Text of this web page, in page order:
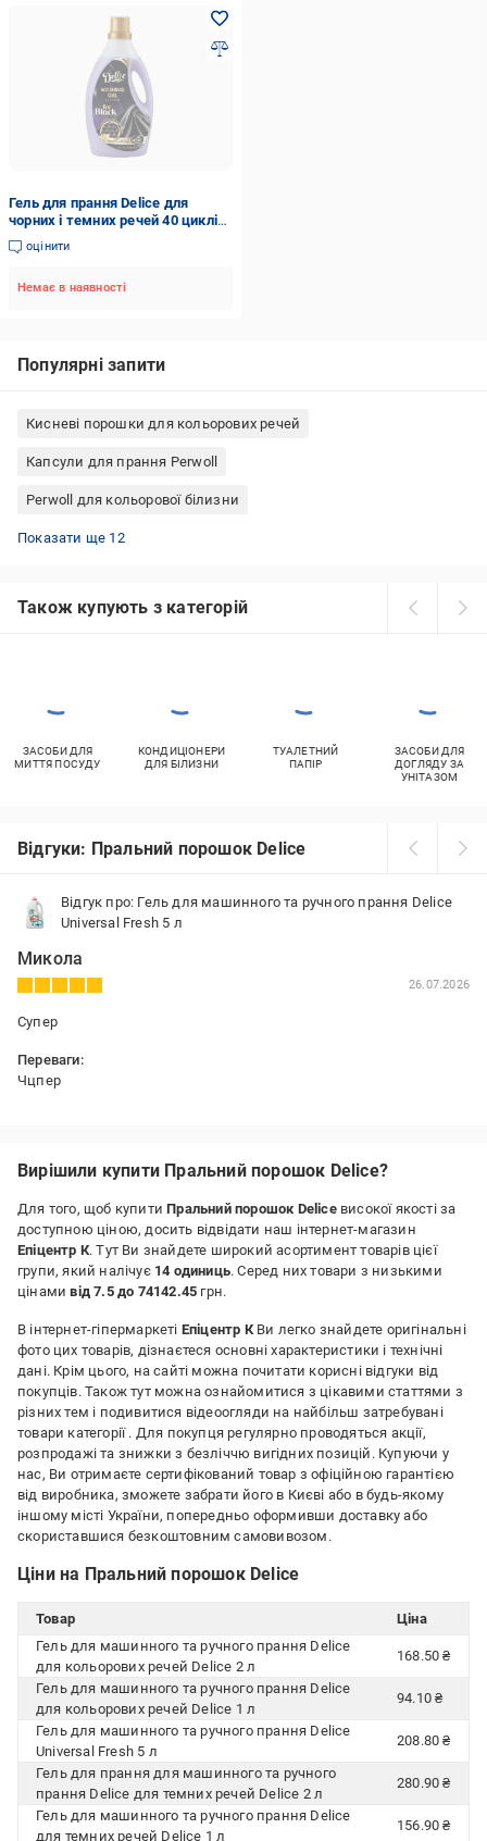
Гель для прання Delice для
чорних і темних речей 40 циклів
прання 2 л (DL52056)
оцінити
Немає в наявності
Популярні запити
Кисневі порошки для кольорових речей
Капсули для прання Perwoll
Perwoll для кольорової білизни
Дитячий пральний порошок Teo bebe
Ariel гель для прання білої білизни
Капсули для прання Savex
Alles GUT! гель для прання
Серветки для прання білих речей
Гель для прання PUROX
Безфосфатний рідкий порошок
Гель для прання SIR
Гель для прання Dual Power
Гель для прання SAMA
Гель для прання DAVA DAS BALANCE
Гель для прання Ariel
Показати ще 12
Також купують з категорій
ЗАСОБИ ДЛЯ
МИТТЯ ПОСУДУ
КОНДИЦІОНЕРИ
ДЛЯ БІЛИЗНИ
ТУАЛЕТНИЙ
ПАПІР
ЗАСОБИ ДЛЯ
ДОГЛЯДУ ЗА
УНІТАЗОМ
Відгуки: Пральний порошок Delice
Відгук про: Гель для машинного та ручного прання Delice
Universal Fresh 5 л
Микола
26.07.2026
Супер
Переваги:
Чцпер
Вирішили купити Пральний порошок Delice?
Для того, щоб купитиПральний порошок Deliceвисокої якості за
доступною ціною, досить відвідати наш інтернет-магазин
Епіцентр К. Тут Ви знайдете широкий асортимент товарів цієї
групи, який налічує 14 одиниць. Серед них товари з низькими
цінамивід 7.5 до 74142.45 грн.
В інтернет-гіпермаркеті Епіцентр КВи легко знайдете оригінальні
фото цих товарів, дізнаєтеся основні характеристики і технічні
дані. Крім цього, на сайті можна почитати корисні відгуки від
покупців. Також тут можна ознайомитися з цікавими статтями з
різних тем і подивитися відеоогляди на найбільш затребувані
товари категорії . Для покупця регулярно проводяться акції,
розпродажі та знижки з безліччю вигідних позицій. Купуючи у
нас, Ви отримаєте сертифікований товар з офіційною гарантією
від виробника, зможете забрати його в Києві або в будь-якому
іншому місті України, попередньо оформивши доставку або
скориставшися безкоштовним самовивозом.
Ціни на Пральний порошок Delice
Товар
Ціна
Гель для машинного та ручного прання Delice
для кольорових речей Delice 2 л
168.50 ₴
Гель для машинного та ручного прання Delice
для кольорових речей Delice 1 л
94.10 ₴
Гель для машинного та ручного прання Delice
Universal Fresh 5 л
208.80 ₴
Гель для прання для машинного та ручного
прання Delice для темних речей Delice 2 л
280.90 ₴
Гель для машинного та ручного прання Delice
для темних речей Delice 1 л
156.90 ₴